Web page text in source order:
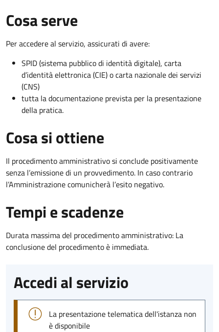
Cosa serve
Per accedere al servizio, assicurati di avere:
SPID (sistema pubblico di identità digitale), carta
d’identità elettronica (CIE) o carta nazionale dei servizi
(CNS)
tutta la documentazione prevista per la presentazione
della pratica.
Cosa si ottiene
Il procedimento amministrativo si conclude positivamente
senza l’emissione di un provvedimento. In caso contrario
l’Amministrazione comunicherà l’esito negativo.
Tempi e scadenze
Durata massima del procedimento amministrativo: La
conclusione del procedimento è immediata.
Accedi al servizio
La presentazione telematica dell'istanza non
è disponibile